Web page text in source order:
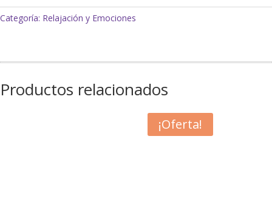
cantidad
Categoría: Relajación y Emociones
Productos relacionados
¡Oferta!